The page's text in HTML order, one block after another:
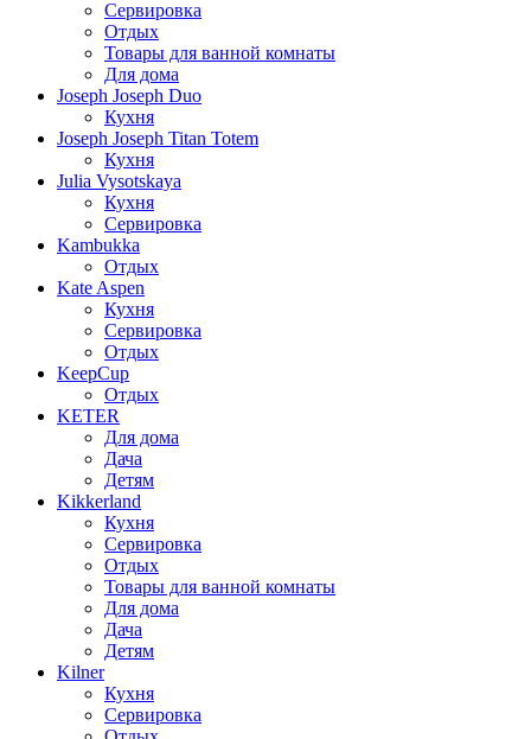
Сервировка
Отдых
Товары для ванной комнаты
Для дома
Joseph Joseph Duo
Кухня
Joseph Joseph Titan Totem
Кухня
Julia Vysotskaya
Кухня
Сервировка
Kambukka
Отдых
Kate Aspen
Кухня
Сервировка
Отдых
KeepCup
Отдых
KETER
Для дома
Дача
Детям
Kikkerland
Кухня
Сервировка
Отдых
Товары для ванной комнаты
Для дома
Дача
Детям
Kilner
Кухня
Сервировка